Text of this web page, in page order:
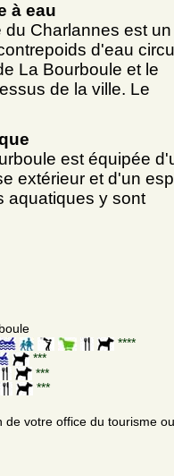
à eau
du Charlannes est un
d'eau
La Bourboule et le
de la ville. Le
est équipée
extérieur et d'un
aquatiques y sont
****
***
***
***
de votre office du tourisme